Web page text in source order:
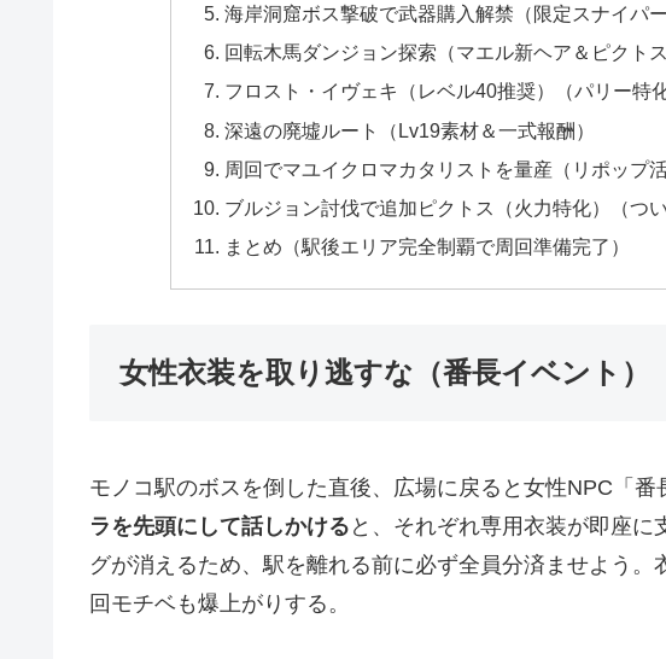
海岸洞窟ボス撃破で武器購入解禁（限定スナイパー
回転木馬ダンジョン探索（マエル新ヘア＆ピクト
フロスト・イヴェキ（レベル40推奨）（パリー特
深遠の廃墟ルート（Lv19素材＆一式報酬）
周回でマユイクロマカタリストを量産（リポップ
ブルジョン討伐で追加ピクトス（火力特化）（つい
まとめ（駅後エリア完全制覇で周回準備完了）
女性衣装を取り逃すな（番長イベント）
モノコ駅のボスを倒した直後、広場に戻ると女性NPC「
ラを先頭にして話しかける と、それぞれ専用衣装が即座に
グが消えるため、駅を離れる前に必ず全員分済ませよう
回モチベも爆上がりする。